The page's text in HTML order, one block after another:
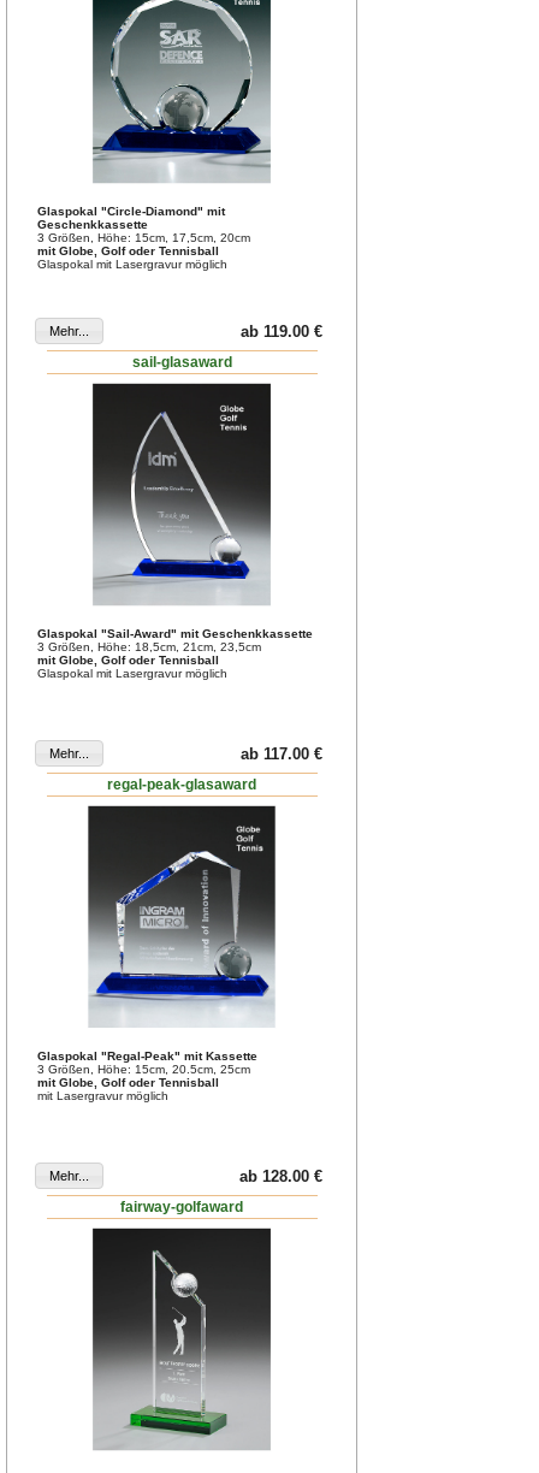
Glaspokal "Circle-Diamond" mit
Geschenkkassette
3 Größen, Höhe: 15cm, 17,5cm, 20cm
mit Globe, Golf oder Tennisball
Glaspokal mit Lasergravur möglich
ab 119.00 €
sail-glasaward
Glaspokal "Sail-Award" mit Geschenkkassette
3 Größen, Höhe: 18,5cm, 21cm, 23,5cm
mit Globe, Golf oder Tennisball
Glaspokal mit Lasergravur möglich
ab 117.00 €
regal-peak-glasaward
Glaspokal "Regal-Peak" mit Kassette
3 Größen, Höhe: 15cm, 20.5cm, 25cm
mit Globe, Golf oder Tennisball
mit Lasergravur möglich
ab 128.00 €
fairway-golfaward